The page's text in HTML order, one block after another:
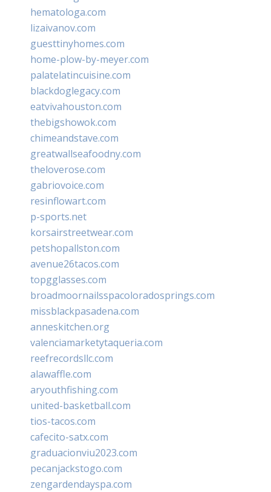
hematologa.com
lizaivanov.com
guesttinyhomes.com
home-plow-by-meyer.com
palatelatincuisine.com
blackdoglegacy.com
eatvivahouston.com
thebigshowok.com
chimeandstave.com
greatwallseafoodny.com
theloverose.com
gabriovoice.com
resinflowart.com
p-sports.net
korsairstreetwear.com
petshopallston.com
avenue26tacos.com
topgglasses.com
broadmoornailsspacoloradosprings.com
missblackpasadena.com
anneskitchen.org
valenciamarketytaqueria.com
reefrecordsllc.com
alawaffle.com
aryouthfishing.com
united-basketball.com
tios-tacos.com
cafecito-satx.com
graduacionviu2023.com
pecanjackstogo.com
zengardendayspa.com